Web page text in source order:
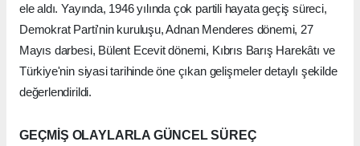
ele aldı. Yayında, 1946 yılında çok partili hayata geçiş süreci,
Demokrat Parti'nin kuruluşu, Adnan Menderes dönemi, 27
Mayıs darbesi, Bülent Ecevit dönemi, Kıbrıs Barış Harekâtı ve
Türkiye'nin siyasi tarihinde öne çıkan gelişmeler detaylı şekilde
değerlendirildi.
GEÇMİŞ OLAYLARLA GÜNCEL SÜREÇ